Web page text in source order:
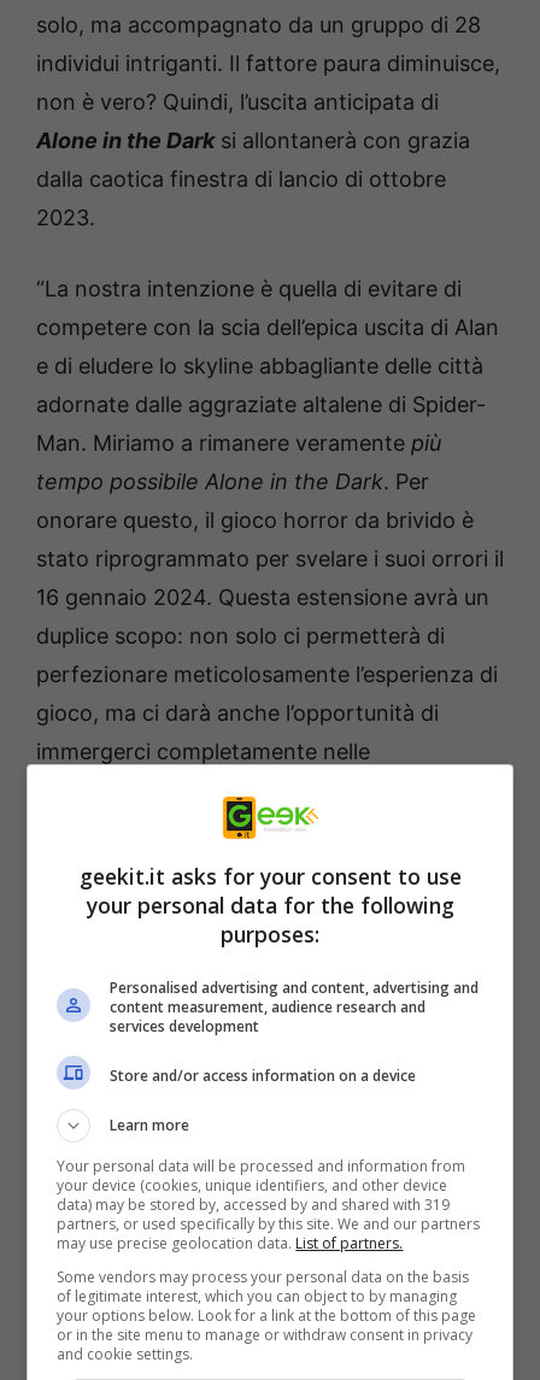
solo, ma accompagnato da un gruppo di 28
individui intriganti. Il fattore paura diminuisce,
non è vero? Quindi, l’uscita anticipata di
Alone in the Darksi allontanerà con grazia
dalla caotica finestra di lancio di ottobre
2023.
“La nostra intenzione è quella di evitare di
competere con la scia dell’epica uscita di Alan
e di eludere lo skyline abbagliante delle città
adornate dalle aggraziate altalene di Spider-
Man. Miriamo a rimanere veramente più
tempo possibile Alone in the Dark. Per
onorare questo, il gioco horror da brivido è
stato riprogrammato per svelare i suoi orrori il
16 gennaio 2024. Questa estensione avrà un
duplice scopo: non solo ci permetterà di
perfezionare meticolosamente l’esperienza di
gioco, ma ci darà anche l’opportunità di
immergerci completamente nelle
all’originale rivoluzionario che ti permette di
vivere una storia inquietante attraverso gli
occhi di uno dei due protagonisti: gioca nei
panni di Edward Carnby o Emily Hartwood in
questa re-immaginazione del classico gioco
survival horror in cui l’horror psicologico
incontra il gotico meridionale. Esplora i tuoi
ambienti, combatti mostri, risolvi enigmi e
scopri la difficile verità di Derceto Manor…
Nel profondo sud del 1920, lo zio di Emily
Hartwood è scomparso. Insieme
all’investigatore privato Edward Carnby,
geekit.it asks for your consent to use
your personal data for the following
purposes:
Personalised advertising and content, advertising and
content measurement, audience research and
services development
Store and/or access information on a device
Learn more
Your personal data will be processed and information from
your device (cookies, unique identifiers, and other device
data) may be stored by, accessed by and shared with 319
partners, or used specifically by this site. We and our partners
may use precise geolocation data. List of partners.
Some vendors may process your personal data on the basis
of legitimate interest, which you can object to by managing
your options below. Look for a link at the bottom of this page
or in the site menu to manage or withdraw consent in privacy
and cookie settings.